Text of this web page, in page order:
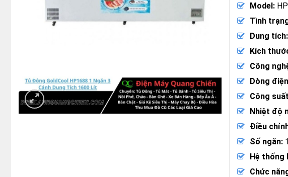
Model:
Tình
Dung tích:
Kích
Công
Dòng
Công
Nhiệt độ
Điều
Số ngăn:
Hệ thống
Chức